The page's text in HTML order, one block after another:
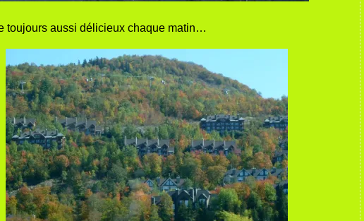
toujours aussi délicieux chaque matin…